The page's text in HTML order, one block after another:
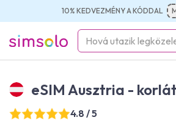
10% KEDVEZMÉNY A KÓDDAL
simsolo
eSIM Ausztria -
4.8 / 5